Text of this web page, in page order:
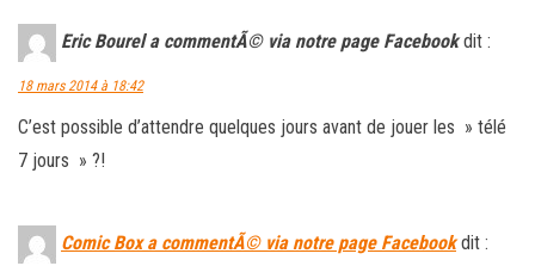
Eric Bourel a commentÃ© via notre page Facebook dit :
18 mars 2014 à 18:42
C’est possible d’attendre quelques jours avant de jouer les » télé
7 jours » ?!
Comic Box a commentÃ© via notre page Facebook dit :